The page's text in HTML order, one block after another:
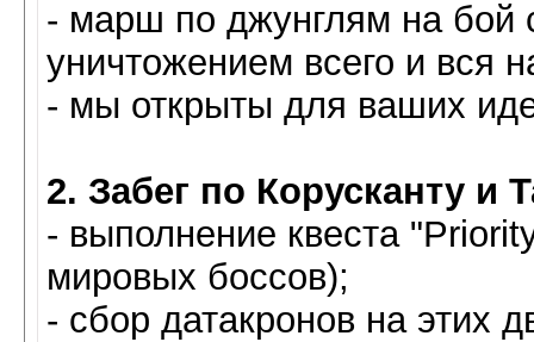
- марш по джунглям на бой
уничтожением всего и вся
- мы открыты для ваших
2. Забег по Корусканту и
- выполнение квеста
мировых боссов);
- сбор датакронов на этих